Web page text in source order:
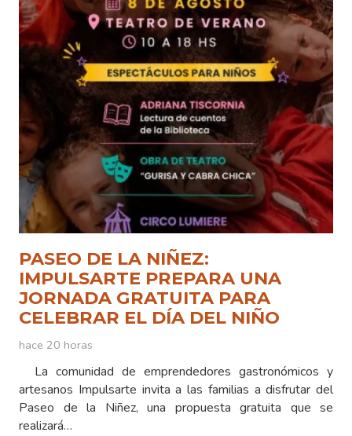
PASEO DE LA NIÑEZ:
IMPULSARTE PREPARA UNA
JORNADA GRATUITA PARA
CELEBRAR EL DÍA DEL NIÑO
hace 20 horas
La comunidad de emprendedores gastronómicos y
artesanos Impulsarte invita a las familias a disfrutar del
Paseo de la Niñez, una propuesta gratuita que se
realizará…